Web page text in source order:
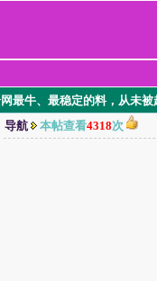
最牛、最稳定的料，从未
导航 本帖查看4318次